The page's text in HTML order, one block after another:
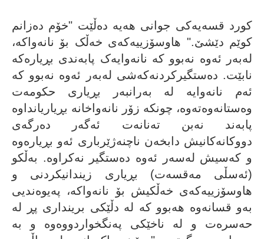
کورد قسەیەکى جوانى هەیە دەڵێت "خۆم دەزانم
کوێم دێشێ." هاوسۆزییەکەى خەڵک بۆ نانەواکە،
لەبەر ئەوە نەبوو کە نانەوایەک پابەندى بڕیارەکە
نابێت. دەستگیرکردنەکەشى لەبەر ئەوە نەبوو کە
ئەم نانەوایە لە بەرانبەر بڕیارى حکومەت
وەستانەوەتەوە، چونکە زۆر نانەواخانە بڕیاریانداوە
پابەند نەبن تەنانەت ئەگەر دەرگەی
دووکانەکانیش دابخەن ناچنەژێربارى ئەو بڕیارەوە
و کەسیش لەسەر ئەوە دەستگیر نەکراوە. بەڵکو
(ئەسڵى مەقسەت) بڕیارى زیندانیکردنى و
هاوسۆزییەکەى خەڵکیش بۆ نانەواکە، پەیوەندیى
بەو قسانەوە هەبوو کە لە دڵێکى بریندارى پڕ لە
حەسرەت و لە ناخێکى پەنگخواردووەوە و بە